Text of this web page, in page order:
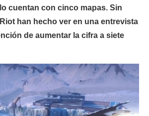
cuentan con cinco mapas. Sin
han hecho ver en una entrevista
de aumentar la cifra a siete